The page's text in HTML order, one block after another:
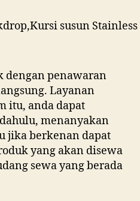
dengan penawaran
Layanan
itu, anda dapat
menanyakan
jika berkenan dapat
yang akan disewa
sewa yang berada